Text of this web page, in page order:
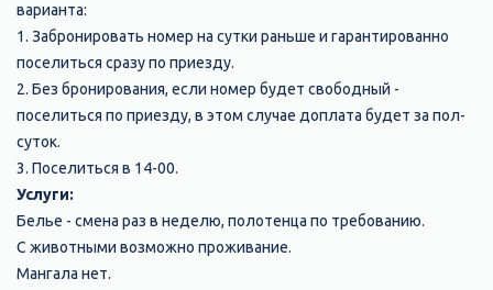
варианта:
1. Забронировать номер на сутки раньше и гарантированно
поселиться сразу по приезду.
2. Без бронирования, если номер будет свободный -
поселиться по приезду, в этом случае доплата будет за пол-
суток.
3. Поселиться в 14-00.
Услуги:
Белье - смена раз в неделю, полотенца по требованию.
С животными возможно проживание.
Мангала нет.